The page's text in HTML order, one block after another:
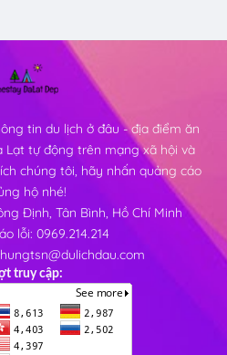
tin du lịch ở đâu - địa điểm ăn
Lạt tự động trên mạng xã hội và
chúng tôi, hãy nhấn quảng cáo
hộ nhé!
Định, Tân Bình, Hồ Chí Minh
lỗi: 0969.214.214
truy cập: